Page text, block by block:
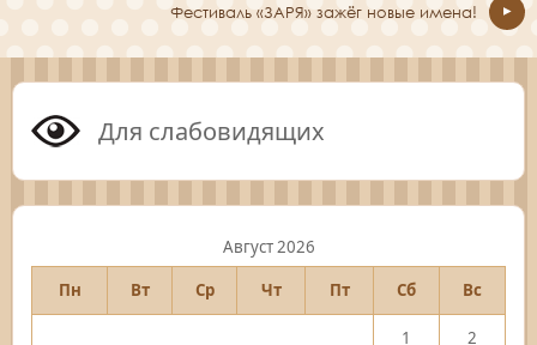
Фестиваль «ЗАРЯ» зажёг новые имена!
Для слабовидящих
Август 2026
Пн
Вт Ср Чт Пт Сб Вс
1 2